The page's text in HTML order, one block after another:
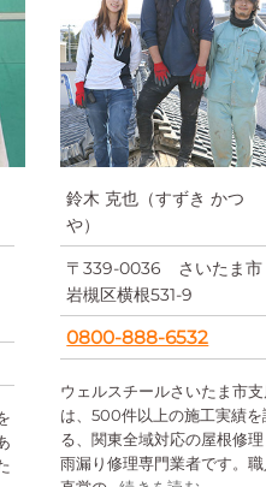
鈴木 克也（すずき かつ
や）
〒339-0036 さいたま市
岩槻区横根531-9
0800-888-6532
ウェルスチールさいたま市
は、500件以上の施工実績を
る、関東全域対応の屋根修理
雨漏り修理専門業者です。職